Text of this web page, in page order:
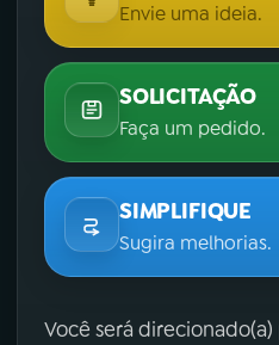
Envie uma ideia.
SOLICITAÇÃO
Faça um pedido.
SIMPLIFIQUE
Sugira melhorias.
Você será direcionado(a)